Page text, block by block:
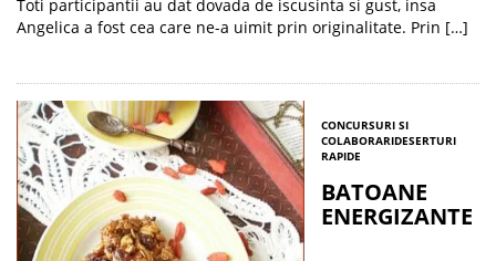
Toti participantii au dat dovada de iscusinta si gust, insa
Angelica a fost cea care ne-a uimit prin originalitate. Prin […]
CONCURSURI SI
COLABORARIDESERTURI
RAPIDE
BATOANE
ENERGIZANTE